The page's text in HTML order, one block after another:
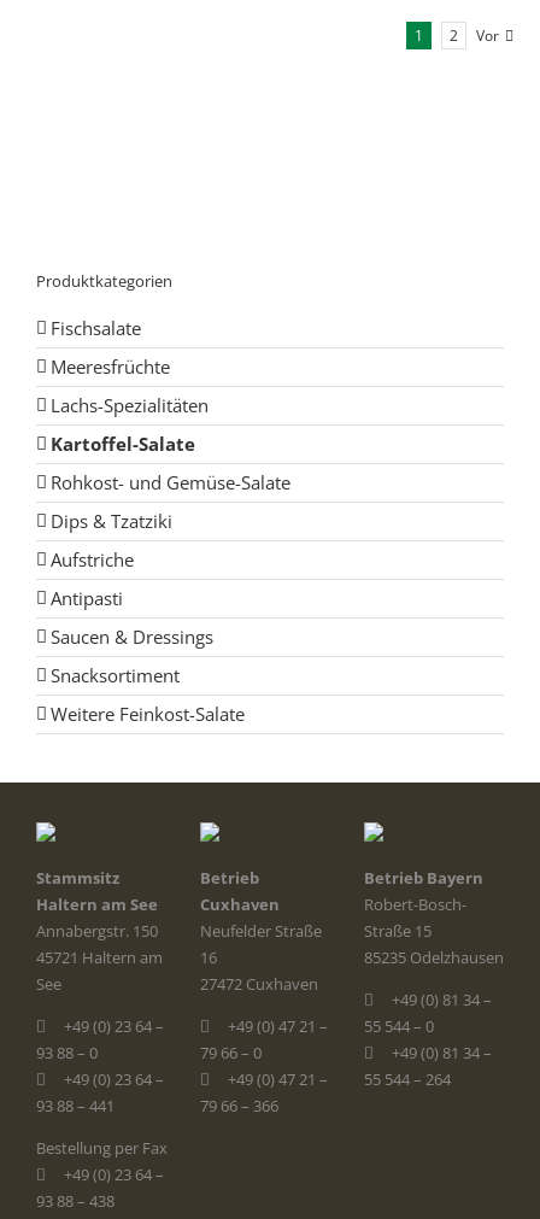
1 2 Vor
Produktkategorien
Fischsalate
Meeresfrüchte
Lachs-Spezialitäten
Kartoffel-Salate
Rohkost- und Gemüse-Salate
Dips & Tzatziki
Aufstriche
Antipasti
Saucen & Dressings
Snacksortiment
Weitere Feinkost-Salate
Stammsitz
Haltern am See
Annabergstr. 150
45721 Haltern am
See
+49 (0) 23 64 –
93 88 – 0
+49 (0) 23 64 –
93 88 – 441
Bestellung per Fax
+49 (0) 23 64 –
93 88 – 438
Betrieb
Cuxhaven
Neufelder Straße
16
27472 Cuxhaven
+49 (0) 47 21 –
79 66 – 0
+49 (0) 47 21 –
79 66 – 366
Betrieb Bayern
Robert-Bosch-
Straße 15
85235 Odelzhausen
+49 (0) 81 34 –
55 544 – 0
+49 (0) 81 34 –
55 544 – 264